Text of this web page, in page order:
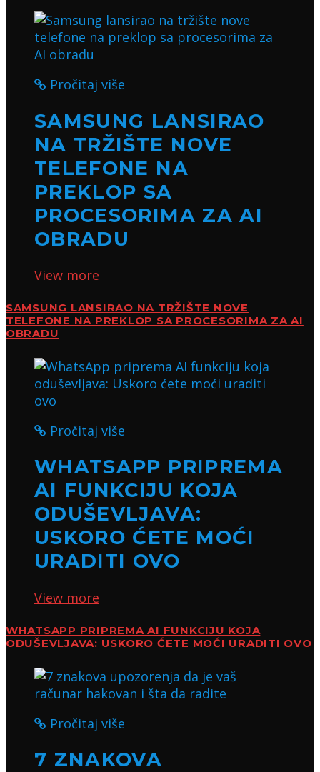
Pročitaj više
SAMSUNG LANSIRAO
NA TRŽIŠTE NOVE
TELEFONE NA
PREKLOP SA
PROCESORIMA ZA AI
OBRADU
View more
SAMSUNG LANSIRAO NA TRŽIŠTE NOVE
TELEFONE NA PREKLOP SA PROCESORIMA ZA AI
OBRADU
Pročitaj više
WHATSAPP PRIPREMA
AI FUNKCIJU KOJA
ODUŠEVLJAVA:
USKORO ĆETE MOĆI
URADITI OVO
View more
WHATSAPP PRIPREMA AI FUNKCIJU KOJA
ODUŠEVLJAVA: USKORO ĆETE MOĆI URADITI OVO
Pročitaj više
7 ZNAKOVA